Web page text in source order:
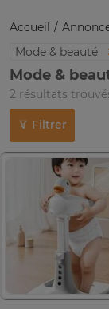
Accueil
Mode & beauté
Mode &
2 résultats
Filtrer